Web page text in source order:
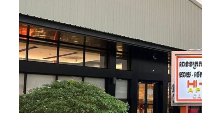
ពិនិត្យកាត់ឆ្វៀលដីចេញពីតំបន់២ ឬ
នៅក្នុងតំបន់នោះ ដោយថ្លឹងថ្លែងជាមួយកត្តា
។ បន្ថែមពីលើនេះ រដ្ឋាភិបាលក៏បាន